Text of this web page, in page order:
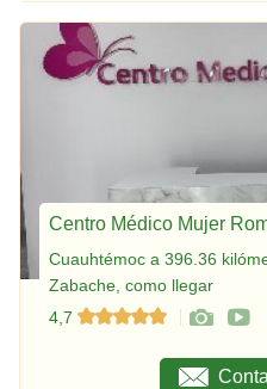
Centro Médico Mujer
Cuauhtémoc a 396.36
Zabache, como llegar
4,7